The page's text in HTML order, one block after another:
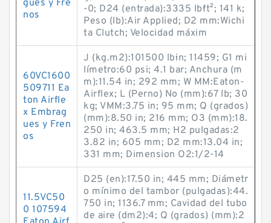
gues y Fre
nos
-0; D24 (entrada):3335 lb·ft²; 141 k;
Peso (lb):Air Applied; D2 mm:Wichi
ta Clutch; Velocidad máxim
60VC1600
509711 Ea
ton Airfle
x Embrag
ues y Fren
os
J (kg.m2):101500 lb·in; 11459; G1 mi
límetro:60 psi; 4.1 bar; Anchura (m
m):11.54 in; 292 mm; W MM:Eaton-
Airflex; L (Perno) No (mm):67 lb; 30
kg; VMM:3.75 in; 95 mm; Q (grados)
(mm):8.50 in; 216 mm; O3 (mm):18.
250 in; 463.5 mm; H2 pulgadas:2
3.82 in; 605 mm; D2 mm:13.04 in;
331 mm; Dimension O2:1/2-14
11.5VC50
0 107594
D25 (en):17.50 in; 445 mm; Diámetr
o mínimo del tambor (pulgadas):44.
750 in; 1136.7 mm; Cavidad del tubo
de aire (dm2):4; Q (grados) (mm):2